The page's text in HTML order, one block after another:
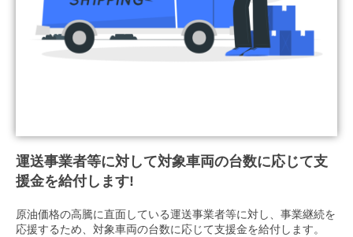
運送事業者等に対して対象車両の台数に応じて支
援金を給付します!
原油価格の高騰に直面している運送事業者等に対し、事業継続を
応援するため、対象車両の台数に応じて支援金を給付します。